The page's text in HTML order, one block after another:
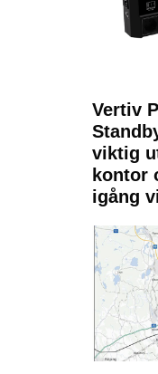
Vertiv
viktig
kontor
igång